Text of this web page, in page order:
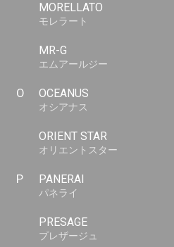
MORELLATO
モレラート
MR-G
エムアールジー
O OCEANUS
オシアナス
ORIENT STAR
オリエントスター
P PANERAI
パネライ
PRESAGE
プレザージュ